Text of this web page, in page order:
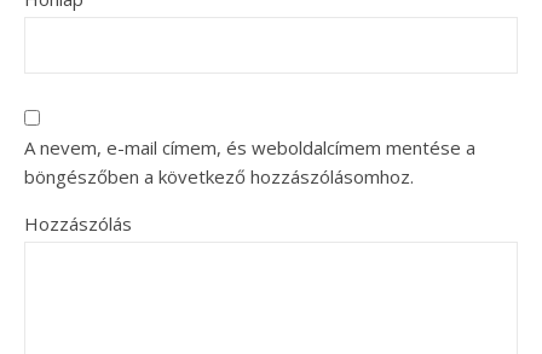
A nevem, e-mail címem, és weboldalcímem mentése a
böngészőben a következő hozzászólásomhoz.
Hozzászólás